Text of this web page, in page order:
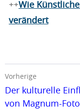
++Wie
verändert
Vorherige
Der kulturelle
von Magnum-